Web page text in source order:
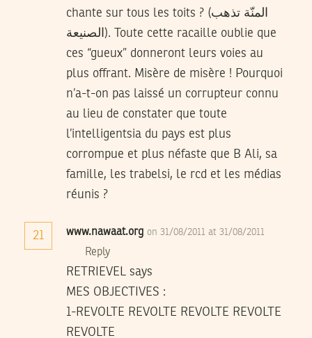
chante sur tous les toits ? (المنّة تذهب
الصنيعة). Toute cette racaille oublie que
ces “gueux” donneront leurs voies au
plus offrant. Misère de misère ! Pourquoi
n’a-t-on pas laissé un corrupteur connu
au lieu de constater que toute
l’intelligentsia du pays est plus
corrompue et plus néfaste que B Ali, sa
famille, les trabelsi, le rcd et les médias
réunis ?
21 www.nawaat.org on 31/08/2011 at 31/08/2011
Reply
RETRIEVEL says
MES OBJECTIVES :
1-REVOLTE REVOLTE REVOLTE REVOLTE
REVOLTE